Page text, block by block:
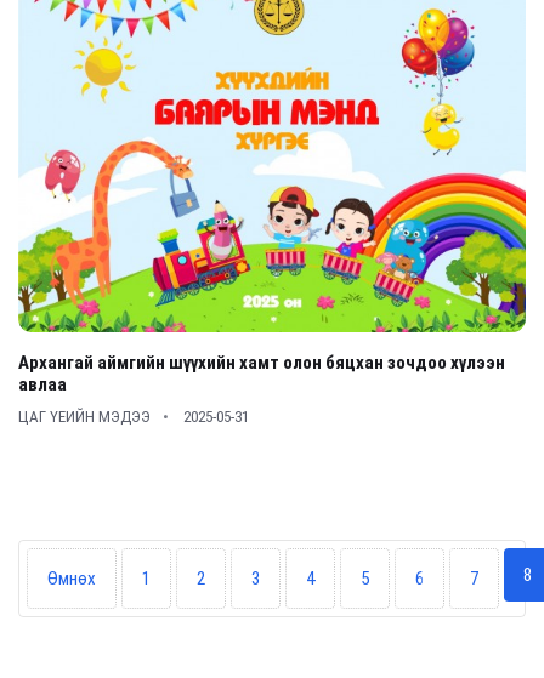
Архангай аймгийн шүүхийн хамт олон бяцхан зочдоо хүлээн
авлаа
ЦАГ ҮЕИЙН МЭДЭЭ 2025-05-31
Өмнөх 1 2 3 4 5 6 7 8